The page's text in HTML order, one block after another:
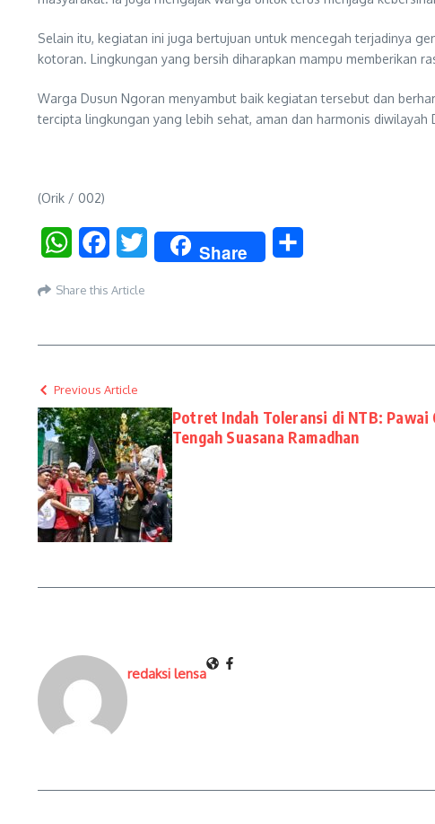
Selain itu, kegiatan ini juga bertujuan untuk mencegah terjadinya
kotoran. Lingkungan yang bersih diharapkan mampu memberikan
Warga Dusun Ngoran menyambut baik kegiatan tersebut dan
tercipta lingkungan yang lebih sehat, aman dan harmonis diwilayah
(Orik / 002)
WhatsAppFacebookTwitter Share
Share this Article
Previous Article
Potret Indah Toleransi di NTB: Pawai
Tengah Suasana Ramadhan
redaksi lensa